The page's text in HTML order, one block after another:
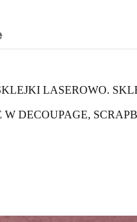
LASEROWO.
W DECOUPAGE,